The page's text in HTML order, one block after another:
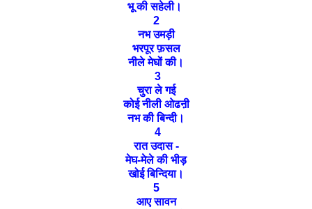
भू की सहेली।
2
नभ उमड़ी
भरपूर फ़सल
नीले मेघों की।
3
चुरा ले गई
कोई नीली ओढऩी
नभ की बिन्दी।
4
रात उदास -
मेघ-मेले की भीड़
खोई बिन्दिया।
5
आए सावन